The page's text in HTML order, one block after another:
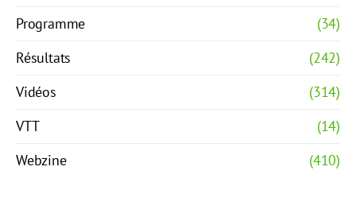
Programme
(34)
Résultats
(242)
Vidéos
(314)
VTT
(14)
Webzine
(410)